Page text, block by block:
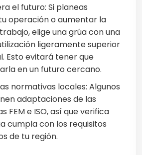
el futuro: Si planeas
operación o aumentar la
elige una grúa con una
ligeramente superior
Esto evitará tener que
en un futuro cercano.
normativas locales: Algunos
adaptaciones de las
FEM e ISO, así que verifica
cumpla con los requisitos
de tu región.